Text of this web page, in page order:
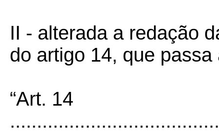
II - alterada a redação
do artigo 14, que
“Art. 14